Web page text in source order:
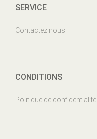
SERVICE
Contactez nous
CONDITIONS
Politique de confidentialité